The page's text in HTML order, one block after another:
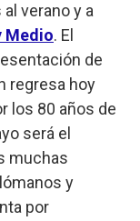
verano y a
Medio. El
de
regresa hoy
los 80 años de
será el
muchas
y
por